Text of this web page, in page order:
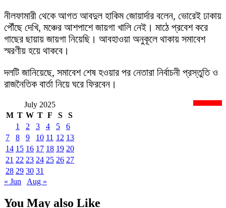
নীলফামারী থেকে আগত আবদুল হাকিম জোয়ার্দার বলেন, ভোরেই ঢাকায়
পৌঁছে দেখি, মঞ্চের আশপাশে জায়গা খালি নেই। মাঠে প্রবেশ করে
গাছের ছায়ায় জায়গা নিয়েছি। আবহাওয়া অনুকূলে থাকায় সমাবেশ
স্মরণীয় হয়ে থাকবে।
দলটি জানিয়েছে, সমাবেশ শেষ হওয়ার পর নেতারা নির্বাচনী প্রস্তুতি ও
রাজনৈতিক বার্তা নিয়ে ঘরে ফিরবেন।
July 2025
M T W T F S
S
1
2 3 4 5
6
7
8 9 10 11 12 13
14 15 16 17 18 19 20
21 22 23 24 25 26 27
28 29 30 31
« Jun
Aug »
You May also Like